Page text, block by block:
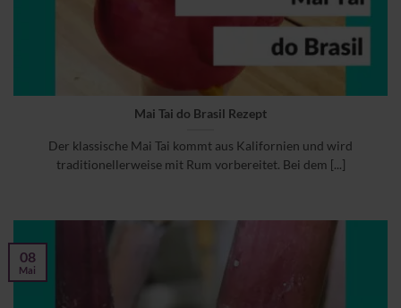
Mai Tai do Brasil Rezept
Der klassische Mai Tai kommt aus Kalifornien und wird
traditionellerweise mit Rum vorbereitet. Bei dem [...]
08
Mai